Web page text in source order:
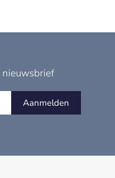
nieuwsbrief
Aanmelden